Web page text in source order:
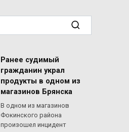
Ранее судимый
гражданин украл
продукты в одном из
магазинов Брянска
В одном из магазинов
Фокинского района
произошел инцидент